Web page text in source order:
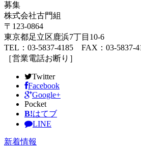
募集
株式会社古門組
〒123-0864
東京都足立区鹿浜7丁目10-6
TEL：03-5837-4185 FAX：03-5837-
［営業電話お断り］
Twitter
Facebook
Google+
Pocket
B!はてブ
LINE
新着情報